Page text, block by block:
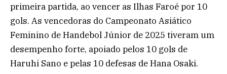
primeira partida, ao vencer as Ilhas Faroé por 10
gols. As vencedoras do Campeonato Asiático
Feminino de Handebol Júnior de 2025 tiveram um
desempenho forte, apoiado pelos 10 gols de
Haruhi Sano e pelas 10 defesas de Hana Osaki.